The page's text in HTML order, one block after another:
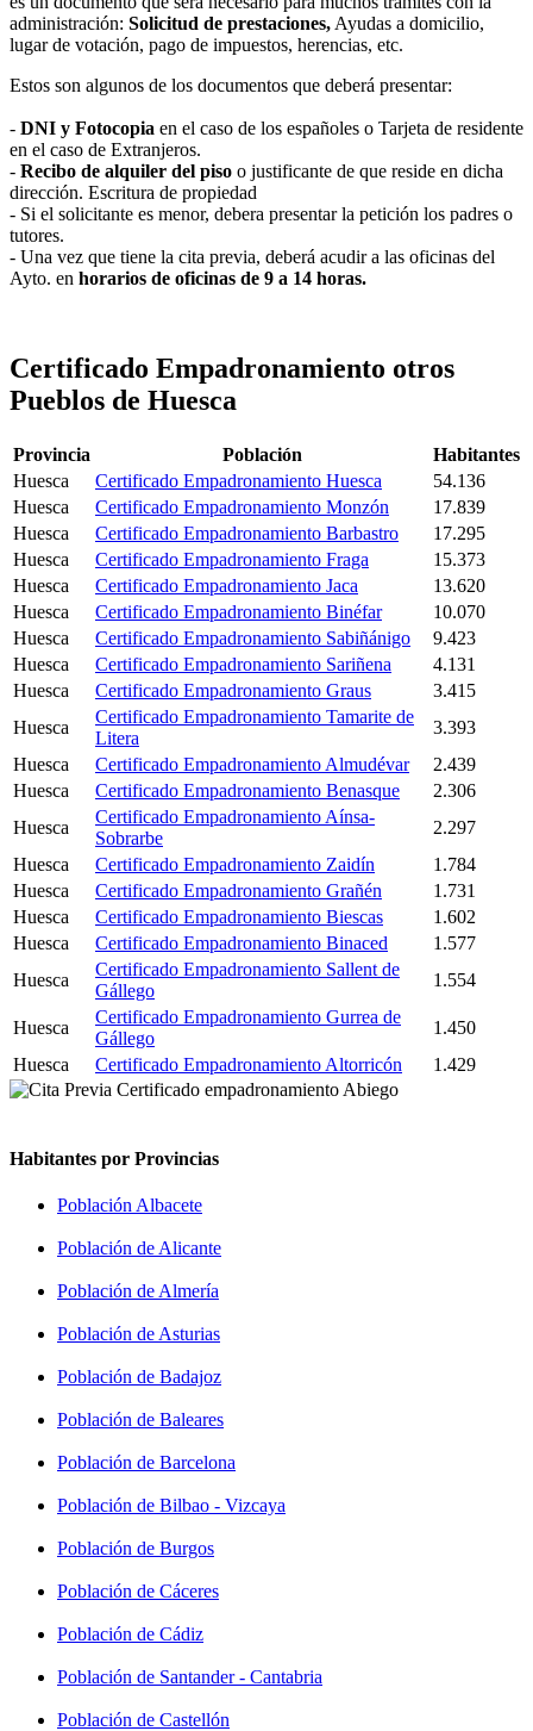
administración: Solicitud de prestaciones, Ayudas a domicilio,
lugar de votación, pago de impuestos, herencias, etc.
Estos son algunos de los documentos que deberá presentar:
- DNI y Fotocopia en el caso de los españoles o Tarjeta de residente
en el caso de Extranjeros.
- Recibo de alquiler del piso o justificante de que reside en dicha
dirección. Escritura de propiedad
- Si el solicitante es menor, debera presentar la petición los padres o
tutores.
- Una vez que tiene la cita previa, deberá acudir a las oficinas del
Ayto. en horarios de oficinas de 9 a 14 horas.
Certificado Empadronamiento otros
Pueblos de Huesca
Provincia Población
Habitantes
Huesca
Certificado Empadronamiento Huesca
54.136
Huesca
Certificado Empadronamiento Monzón
17.839
Huesca
Certificado Empadronamiento Barbastro
17.295
Huesca
Certificado Empadronamiento Fraga
15.373
Huesca
Certificado Empadronamiento Jaca
13.620
Huesca
Certificado Empadronamiento Binéfar
10.070
Huesca
Certificado Empadronamiento Sabiñánigo
9.423
Huesca
Certificado Empadronamiento Sariñena
4.131
Huesca
Certificado Empadronamiento Graus
3.415
Huesca
Certificado Empadronamiento Tamarite de
Litera
3.393
Huesca
Certificado Empadronamiento Almudévar
2.439
Huesca
Certificado Empadronamiento Benasque
2.306
Huesca
Certificado Empadronamiento Aínsa-
Sobrarbe
2.297
Huesca
Certificado Empadronamiento Zaidín
1.784
Huesca
Certificado Empadronamiento Grañén
1.731
Huesca
Certificado Empadronamiento Biescas
1.602
Huesca
Certificado Empadronamiento Binaced
1.577
Huesca
Certificado Empadronamiento Sallent de
Gállego
1.554
Huesca
Certificado Empadronamiento Gurrea de
Gállego
1.450
Huesca
Certificado Empadronamiento Altorricón 1.429
Habitantes por Provincias
Población Albacete
Población de Alicante
Población de Almería
Población de Asturias
Población de Badajoz
Población de Baleares
Población de Barcelona
Población de Bilbao - Vizcaya
Población de Burgos
Población de Cáceres
Población de Cádiz
Población de Santander - Cantabria
Población de Castellón